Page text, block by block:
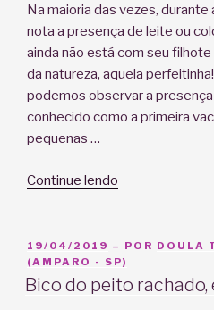
Na maioria das vezes,
nota a presença de leite ou
ainda não está com seu
da natureza, aquela
podemos observar a
conhecido como a primeira
pequenas …
Continue lendo
Apojadura?”
PUBLICADO
EM
19/04/2019 – POR DOULA
(AMPARO - SP)
Bico do peito rachado,